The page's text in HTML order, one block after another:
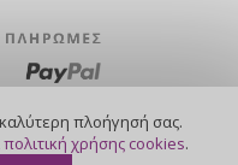
πλοήγησή σας.
πολιτική χρήσης cookies.
by
Kentico